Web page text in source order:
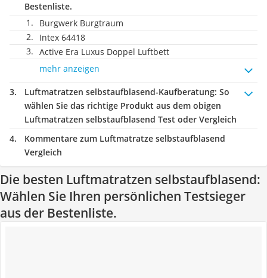
Bestenliste.
Burgwerk Burgtraum
Intex 64418
Active Era Luxus Doppel Luftbett
mehr anzeigen
Luftmatratzen selbstaufblasend-Kaufberatung: So
wählen Sie das richtige Produkt aus dem obigen
Luftmatratzen selbstaufblasend Test oder Vergleich
Kommentare zum Luftmatratze selbstaufblasend
Vergleich
Die besten Luftmatratzen selbstaufblasend:
Wählen Sie Ihren persönlichen Testsieger
aus der Bestenliste.